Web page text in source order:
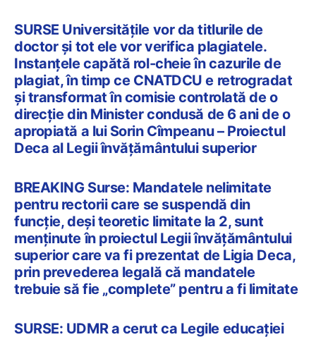
SURSE Universitățile vor da titlurile de
doctor și tot ele vor verifica plagiatele.
Instanțele capătă rol-cheie în cazurile de
plagiat, în timp ce CNATDCU e retrogradat
și transformat în comisie controlată de o
direcție din Minister condusă de 6 ani de o
apropiată a lui Sorin Cîmpeanu – Proiectul
Deca al Legii învățământului superior
BREAKING Surse: Mandatele nelimitate
pentru rectorii care se suspendă din
funcție, deși teoretic limitate la 2, sunt
menținute în proiectul Legii învățământului
superior care va fi prezentat de Ligia Deca,
prin prevederea legală că mandatele
trebuie să fie „complete” pentru a fi limitate
SURSE: UDMR a cerut ca Legile educației